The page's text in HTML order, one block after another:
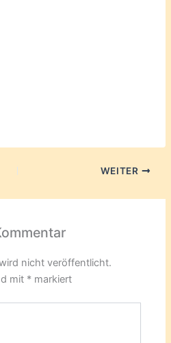
WEITER
nicht veröffentlicht.
mit * markiert